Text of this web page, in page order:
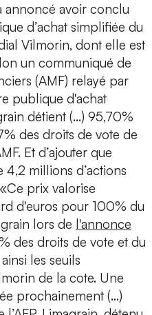
annoncé avoir conclu
d’achat simplifiée du
Vilmorin, dont elle est
un communiqué de
(AMF) relayé par
publique d'achat
détient (…) 95,70%
des droits de vote de
Et d’ajouter que
4,2 millions d’actions
prix valorise
d'euros pour 100% du
lors de l'annonce
des droits de vote et du
les seuils
de la cote. Une
prochainement (…)